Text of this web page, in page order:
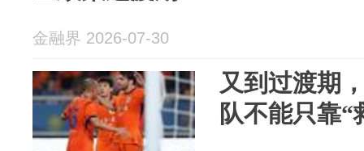
金融界 2026-07-30
又到过渡期
队不能只靠